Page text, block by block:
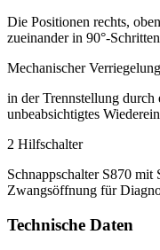
Die Positionen rechts,
zueinander in 90°-
Mechanischer Verriegelung
in der Trennstellung durch
unbeabsichtigtes
2 Hilfschalter
Schnappschalter S870
Zwangsöffnung für
Technische Daten